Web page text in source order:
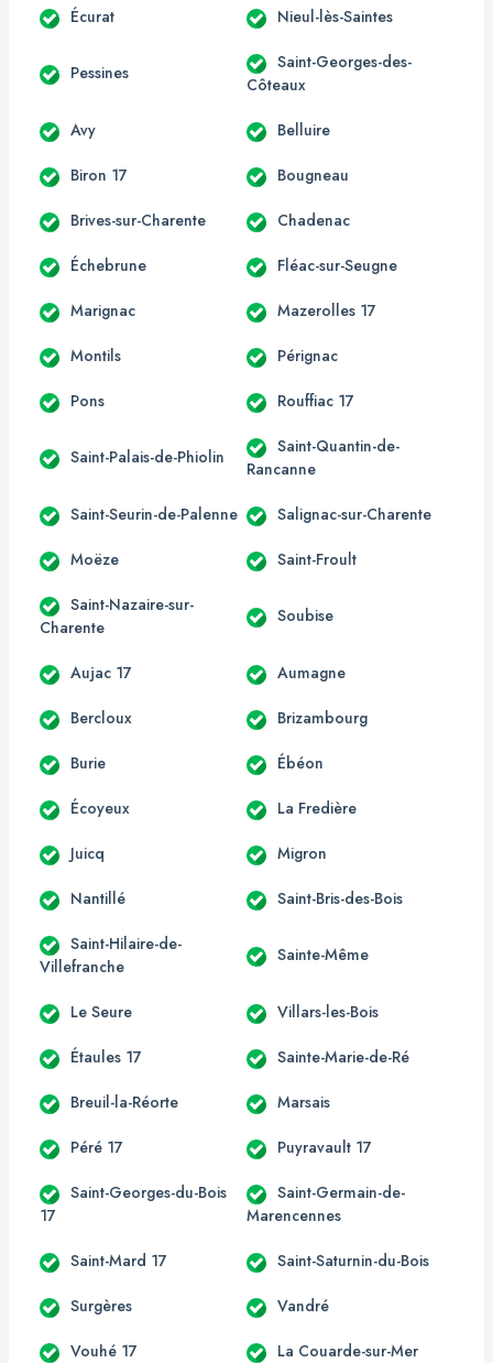
Écurat Nieul-lès-Saintes
Pessines
Saint-Georges-des-
Côteaux
Avy Belluire
Biron 17 Bougneau
Brives-sur-Charente Chadenac
Échebrune Fléac-sur-Seugne
Marignac Mazerolles 17
Montils Pérignac
Pons Rouffiac 17
Saint-Palais-de-Phiolin
Saint-Quantin-de-
Rancanne
Saint-Seurin-de-Palenne Salignac-sur-Charente
Moëze Saint-Froult
Saint-Nazaire-sur-
Charente
Soubise
Aujac 17 Aumagne
Bercloux Brizambourg
Burie Ébéon
Écoyeux La Fredière
Juicq Migron
Nantillé Saint-Bris-des-Bois
Saint-Hilaire-de-
Villefranche
Sainte-Même
Le Seure Villars-les-Bois
Étaules 17 Sainte-Marie-de-Ré
Breuil-la-Réorte Marsais
Péré 17 Puyravault 17
Saint-Georges-du-Bois
17
Saint-Germain-de-
Marencennes
Saint-Mard 17 Saint-Saturnin-du-Bois
Surgères Vandré
Vouhé 17 La Couarde-sur-Mer